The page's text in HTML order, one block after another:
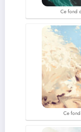
Ce fond
Ce